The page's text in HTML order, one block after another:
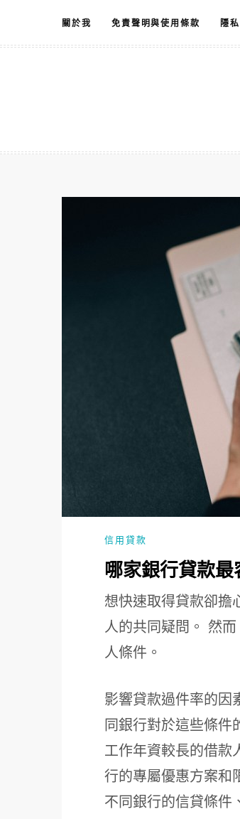
主
關於我 免責聲明與使用條款 隱
信用貸款
哪家銀行貸款最
想快速取得貸款卻擔
人的共同疑問。 然
人條件。
影響貸款過件率的因
同銀行對於這些條
工作年資較長的借款
行的專屬優惠方案和
不同銀行的信貸條件